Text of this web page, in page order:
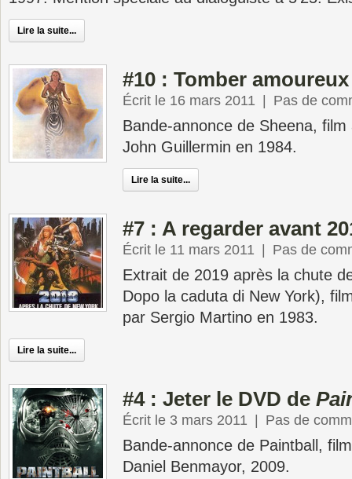
Lire la suite...
#10 : Tomber
Écrit le 16 mars 2011 Pas de
Bande-annonce de Sheena,
John Guillermin en 1984.
Lire la suite...
#7 : A regarder avant
Écrit le 11 mars 2011 Pas de
Extrait de 2019 après la chute
Dopo la caduta di New York),
par Sergio Martino en 1983.
Lire la suite...
#4 : Jeter le DVD de
Écrit le 3 mars 2011 Pas de
Bande-annonce de Paintball,
Daniel Benmayor, 2009.